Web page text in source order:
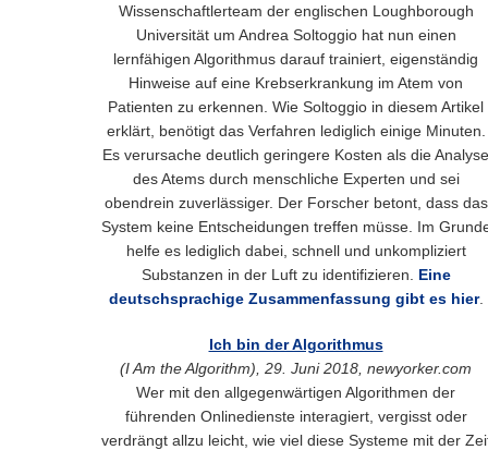
Wissenschaftlerteam der englischen Loughborough
Universität um Andrea Soltoggio hat nun einen
lernfähigen Algorithmus darauf trainiert, eigenständig
Hinweise auf eine Krebserkrankung im Atem von
Patienten zu erkennen. Wie Soltoggio in diesem Artikel
erklärt, benötigt das Verfahren lediglich einige Minuten.
Es verursache deutlich geringere Kosten als die Analyse
des Atems durch menschliche Experten und sei
obendrein zuverlässiger. Der Forscher betont, dass das
System keine Entscheidungen treffen müsse. Im
helfe es lediglich dabei, schnell und unkompliziert
Substanzen in der Luft zu identifizieren. Eine
deutschsprachige Zusammenfassung gibt es hier.
Ich bin der Algorithmus
(I Am the Algorithm), 29. Juni 2018, newyorker.com
Wer mit den allgegenwärtigen Algorithmen der
führenden Onlinedienste interagiert, vergisst oder
verdrängt allzu leicht, wie viel diese Systeme mit der